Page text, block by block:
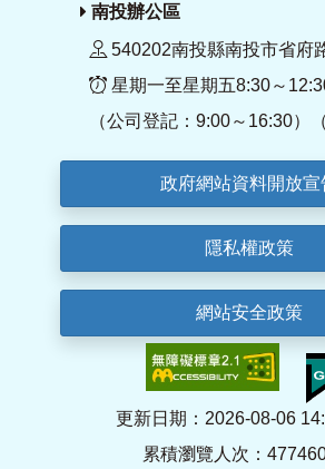
南投辦公區
540202南投縣南投市省府
星期一至星期五8:30～
（公司登記：9:00～16:30）
政府網站資料開放宣
隱私權政策
網站安全政策
更新日期：2026-08-06
累積瀏覽人次：